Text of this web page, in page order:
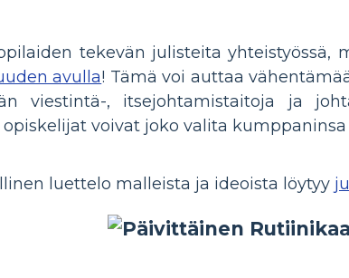
tekevän julisteita yhteistyössä,
avulla! Tämä voi auttaa
viestintä-, itsejohtamistaitoja ja
voivat joko valita
luettelo malleista ja ideoista löytyy